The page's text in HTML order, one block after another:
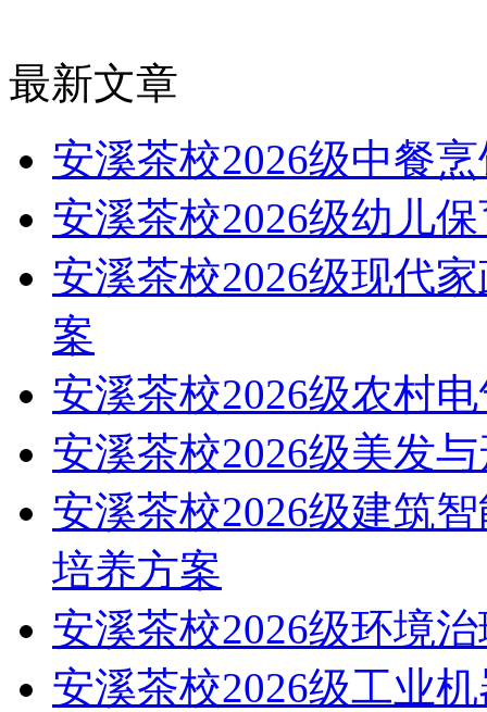
最新文章
安溪茶校2026级中餐
安溪茶校2026级幼儿
安溪茶校2026级现代
案
安溪茶校2026级农村
安溪茶校2026级美发
安溪茶校2026级建筑
培养方案
安溪茶校2026级环境
安溪茶校2026级工业